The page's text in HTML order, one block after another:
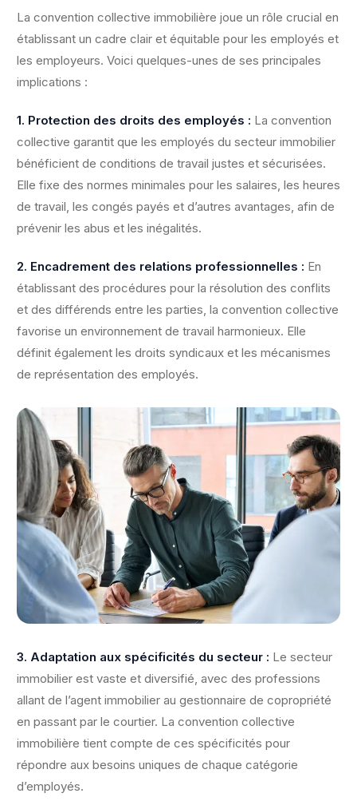
La convention collective immobilière joue un rôle crucial en
établissant un cadre clair et équitable pour les employés et
les employeurs. Voici quelques-unes de ses principales
implications :
1. Protection des droits des employés : La convention
collective garantit que les employés du secteur immobilier
bénéficient de conditions de travail justes et sécurisées.
Elle fixe des normes minimales pour les salaires, les heures
de travail, les congés payés et d’autres avantages, afin de
prévenir les abus et les inégalités.
2. Encadrement des relations professionnelles : En
établissant des procédures pour la résolution des conflits
et des différends entre les parties, la convention collective
favorise un environnement de travail harmonieux. Elle
définit également les droits syndicaux et les mécanismes
de représentation des employés.
3. Adaptation aux spécificités du secteur : Le secteur
immobilier est vaste et diversifié, avec des professions
allant de l’agent immobilier au gestionnaire de copropriété
en passant par le courtier. La convention collective
immobilière tient compte de ces spécificités pour
répondre aux besoins uniques de chaque catégorie
d’employés.